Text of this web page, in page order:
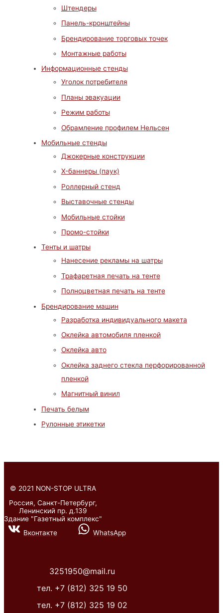
Штендеры
Панель-кронштейны
Брендирование торговых точек
Монтажные работы
Информационные стенды
Уголок потребителя
Планы эвакуации
Режим работы
Обрамление профилем Нельсен
Мобильные стенды
Джокерные конструкции
X-баннеры (паук)
Роллерный стенд
Выставочные стенды
Мобильные стойки
Промо-стойки
Тенты и шатры
Нанесение рекламы на шатры
Трафаретная печать на тенте
Полноцветная печать на тенте
Брендирование машин
Разработка индивидуального макета
Оклейка автомобиля пленкой
Оклейка авто
Оклейка заднего стекла перфорированной
пленкой
Магнитный винил
Печать белым
Рулонные этикетки
© 2021 NON-STOP ULTRA
Россия, Санкт-Петербург,
Ленинский пр. д.139
Здание "Газетный комплекс"
Вконтакте
WhatsApp
3251950@mail.ru
тел. +7 (812) 325 19 50
тел. +7 (812) 325 19 02